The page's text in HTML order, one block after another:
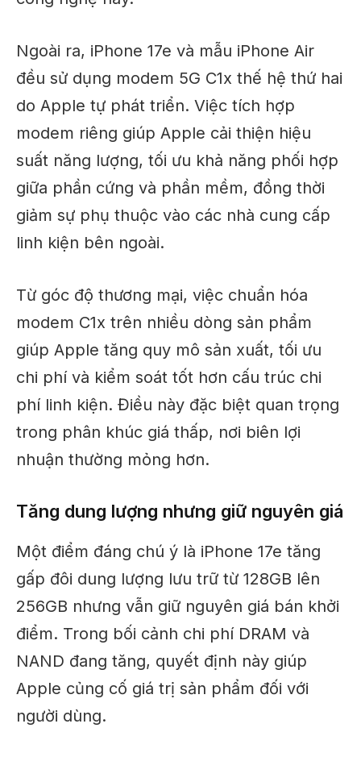
Ngoài ra, iPhone 17e và mẫu iPhone Air
đều sử dụng modem 5G C1x thế hệ thứ hai
do Apple tự phát triển. Việc tích hợp
modem riêng giúp Apple cải thiện hiệu
suất năng lượng, tối ưu khả năng phối hợp
giữa phần cứng và phần mềm, đồng thời
giảm sự phụ thuộc vào các nhà cung cấp
linh kiện bên ngoài.
Từ góc độ thương mại, việc chuẩn hóa
modem C1x trên nhiều dòng sản phẩm
giúp Apple tăng quy mô sản xuất, tối ưu
chi phí và kiểm soát tốt hơn cấu trúc chi
phí linh kiện. Điều này đặc biệt quan trọng
trong phân khúc giá thấp, nơi biên lợi
nhuận thường mỏng hơn.
Tăng dung lượng nhưng giữ nguyên giá
Một điểm đáng chú ý là iPhone 17e tăng
gấp đôi dung lượng lưu trữ từ 128GB lên
256GB nhưng vẫn giữ nguyên giá bán khởi
điểm. Trong bối cảnh chi phí DRAM và
NAND đang tăng, quyết định này giúp
Apple củng cố giá trị sản phẩm đối với
người dùng.